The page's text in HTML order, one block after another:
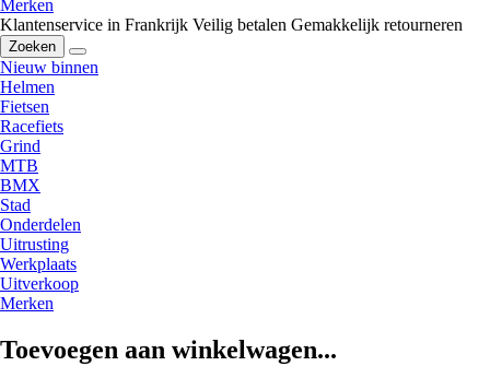
Merken
Klantenservice in Frankrijk Veilig betalen Gemakkelijk retourneren
Zoeken
Nieuw binnen
Helmen
Fietsen
Racefiets
Grind
MTB
BMX
Stad
Onderdelen
Uitrusting
Werkplaats
Uitverkoop
Merken
Toevoegen aan winkelwagen...